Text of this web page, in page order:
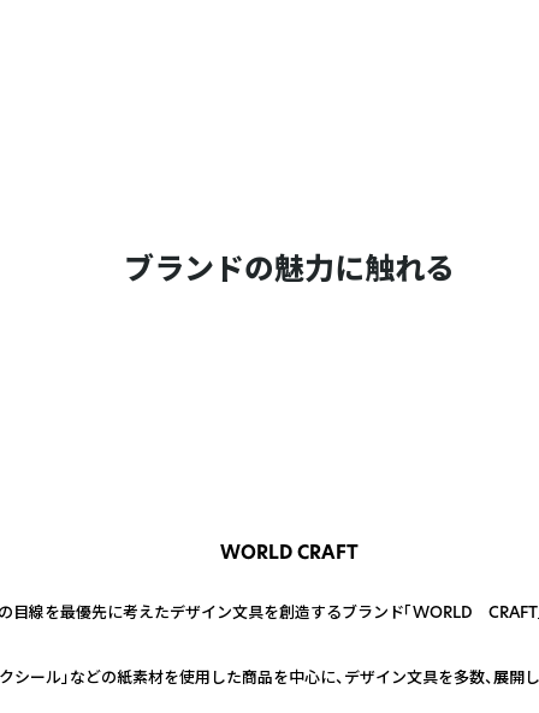
ブランドの魅力に触れる
WORLD CRAFT
目線を最優先に考えたデザイン文具を創造するブランド「WORLD CRAFT
シール」などの紙素材を使用した商品を中心に、デザイン文具を多数、展開